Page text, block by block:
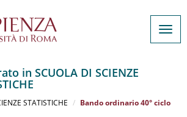
in SCUOLA DI SCIENZE
STATISTICHE Bando ordinario 40° ciclo